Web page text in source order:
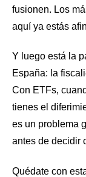
fusionen. Los
aquí ya estás
Y luego está la
España: la
Con ETFs,
tienes el
es un problema
antes de decidir
Quédate con